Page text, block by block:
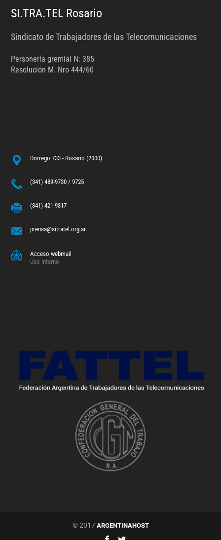
SI.TRA.TEL Rosario
Sindicato de Trabajadores de las Telecomunicaciones
Personería gremial N: 385
Resolución M. Nro 444/60
Dorrego 733 - Rosario (2000)
(341) 489-9730 / 9725
(341) 421-9317
prensa@sitratel.org.ar
Acceso webmail
Uso interno
© 2017 ARGENTINAHOST